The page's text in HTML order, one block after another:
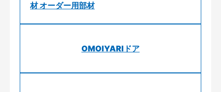
材 オーダー用部材
OMOIYARIドア